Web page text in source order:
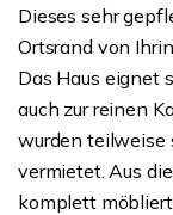
Dieses sehr
Ortsrand von
Das Haus eignet
auch zur reinen
wurden teilweise
vermietet. Aus
komplett